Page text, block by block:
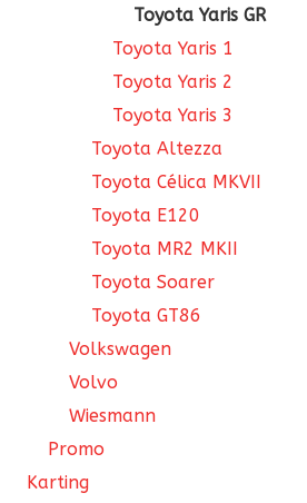
Toyota Yaris GR
Toyota Yaris 1
Toyota Yaris 2
Toyota Yaris 3
Toyota Altezza
Toyota Célica MKVII
Toyota E120
Toyota MR2 MKII
Toyota Soarer
Toyota GT86
Volkswagen
Volvo
Wiesmann
Promo
Karting